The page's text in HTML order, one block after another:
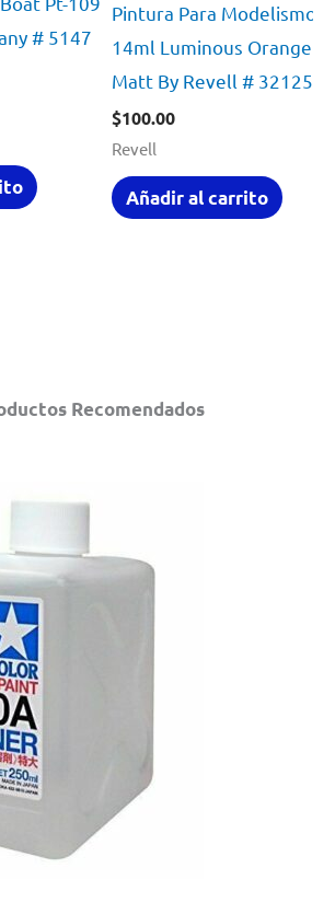
Recomendados
# 5147
Pintura Para Modelismo
14ml Luminous Orange
Matt By Revell # 32125
$100.00
Revell
Añadir al carrito